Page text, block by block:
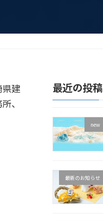
建
、
最近の投稿
new
最新のお知らせ